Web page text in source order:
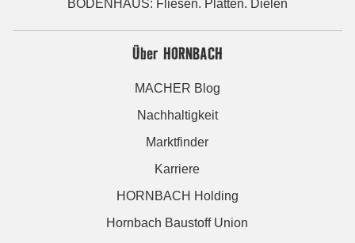
BODENHAUS: Fliesen. Platten. Dielen
Über HORNBACH
MACHER Blog
Nachhaltigkeit
Marktfinder
Karriere
HORNBACH Holding
Hornbach Baustoff Union